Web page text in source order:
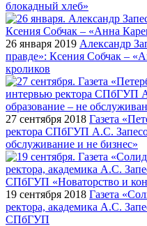
блокадный хлеб»
26 января 2019 Александр
правде»: Ксения Собчак –
кроликов
27 сентября 2018 Газета
ректора СПбГУП А.С.
обслуживание и не бизнес»
19 сентября 2018 Газета
ректора, академика А.С.
СПбГУП